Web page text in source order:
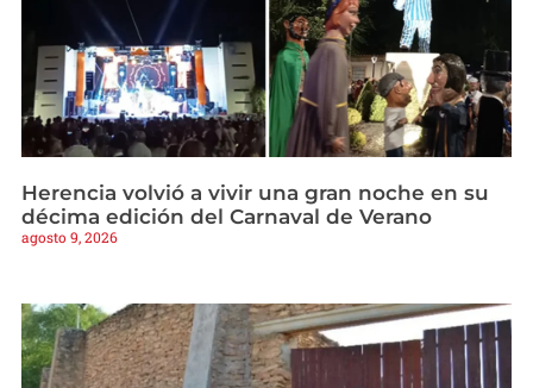
Herencia volvió a vivir una gran noche en su
décima edición del Carnaval de Verano
agosto 9, 2026